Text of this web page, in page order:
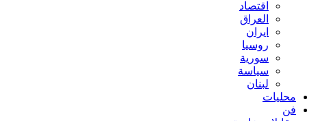
اقتصاد
العراق
ايران
روسيا
سورية
سياسة
لبنان
محليات
فن